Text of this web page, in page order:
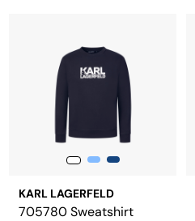
KARL LAGERFELD
705780 Sweatshirt